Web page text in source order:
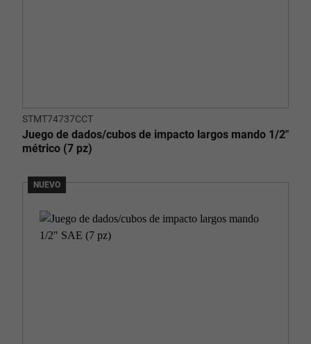
STMT74737CCT
Juego de dados/cubos de impacto largos mando 1/2"
métrico (7 pz)
NUEVO